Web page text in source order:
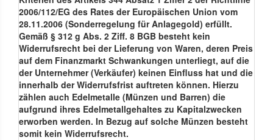
2006/112/EG des Rates der Europäischen Union vom
28.11.2006 (Sonderregelung für Anlagegold) erfüllt.
Gemäß § 312 g Abs. 2 Ziff. 8 BGB besteht kein
Widerrufsrecht bei der Lieferung von Waren, deren Preis
auf dem Finanzmarkt Schwankungen unterliegt, auf die
der Unternehmer (Verkäufer) keinen Einfluss hat und die
innerhalb der Widerrufsfrist auftreten können. Hierzu
zählen auch Edelmetalle (Münzen und Barren) die
aufgrund ihres Edelmetallgehaltes zu Kapitalzwecken
erworben werden. In Bezug auf solche Münzen besteht
somit kein Widerrufsrecht.